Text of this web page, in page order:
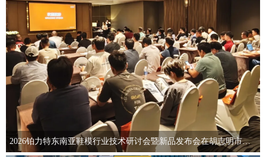
2026铂力特东南亚鞋模行业技术研讨会暨新品发布会在胡志明市圆满举行